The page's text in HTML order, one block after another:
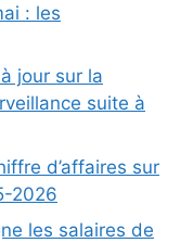
: les
jour sur la
suite à
d’affaires sur
2026
les salaires de